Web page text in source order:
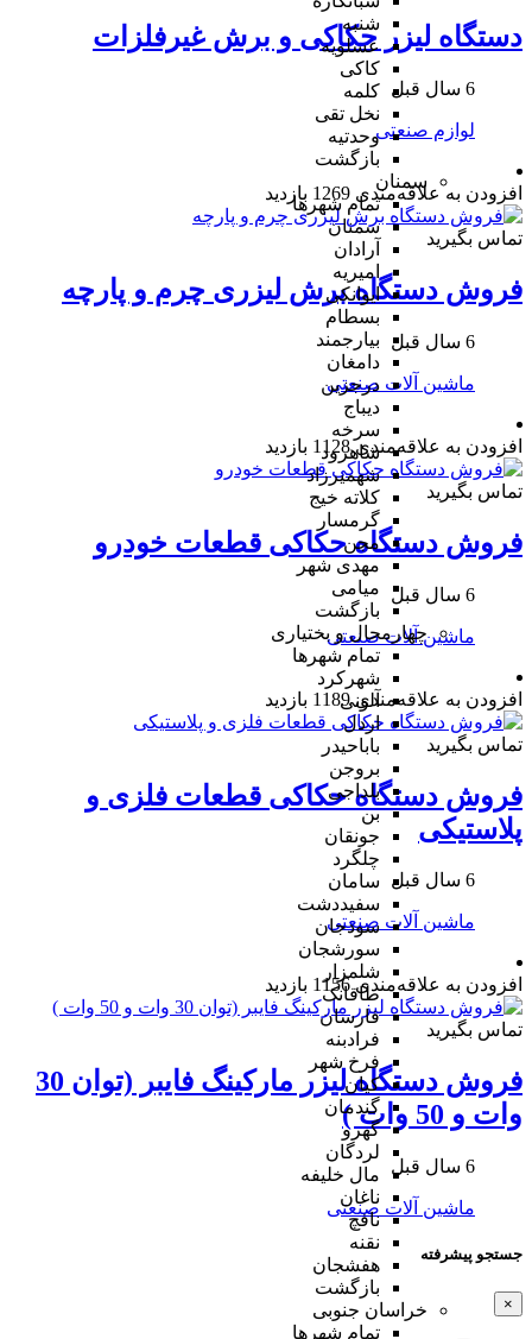
شنبه
عسلویه
کاکی
کلمه
نخل تقی
وحدتیه
بازگشت
سمنان
تمام شهر‌ها
سمنان
آرادان
امیریه
ایوانکی
بسطام
بیارجمند
دامغان
درجزین
دیباج
سرخه
شاهرود
شهمیرزاد
کلاته خیج
گرمسار
مجن
مهدی شهر
میامی
بازگشت
چهارمحال و بختیاری
تمام شهر‌ها
شهرکرد
آلونی
اردل
باباحیدر
بروجن
بلداجی
بن
جونقان
چلگرد
سامان
سفیددشت
سودجان
سورشجان
شلمزار
طاقانک
فارسان
فرادبنه
فرخ شهر
کیان
گندمان
گهرو
لردگان
مال خلیفه
ناغان
نافچ
نقنه
هفشجان
بازگشت
خراسان جنوبی
تمام شهر‌ها
دستگاه لیزر حکاکی و برش غیرفلزات
6 سال قبل
لوازم صنعتی
افزودن به علاقه‌مندی 1269 بازدید
تماس بگیرید
فروش دستگاه برش لیزری چرم و پارچه
6 سال قبل
ماشین آلات صنعتی
افزودن به علاقه‌مندی 1128 بازدید
تماس بگیرید
فروش دستگاه حکاکی قطعات خودرو
6 سال قبل
ماشین آلات صنعتی
افزودن به علاقه‌مندی 1189 بازدید
تماس بگیرید
فروش دستگاه حکاکی قطعات فلزی و
پلاستیکی
6 سال قبل
ماشین آلات صنعتی
افزودن به علاقه‌مندی 1156 بازدید
تماس بگیرید
فروش دستگاه لیزر مارکینگ فایبر (توان 30
وات و 50 وات )
6 سال قبل
ماشین آلات صنعتی
جستجو پیشرفته
×